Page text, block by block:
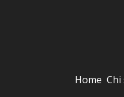
Home Chi